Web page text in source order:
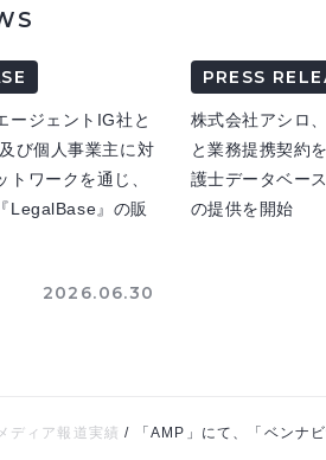
ージェントIG社と
び個人事業主に対
ワークを通じ、
LegalBase』の販
2026.06.30
PRESS
株式会社アシロ
と業務提携契約
護士データベー
の提供を開始
ディア報道実績 / 「AMP」にて、「ベンナ